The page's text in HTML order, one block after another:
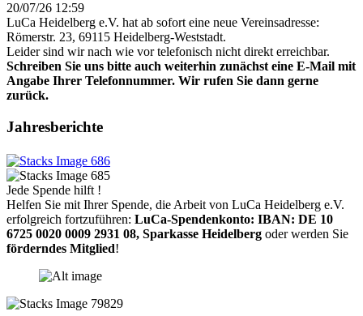
20/07/26 12:59
LuCa Heidelberg e.V. hat ab sofort eine neue Vereinsadresse:
Römerstr. 23, 69115 Heidelberg-Weststadt.
Leider sind wir nach wie vor telefonisch nicht direkt erreichbar.
Schreiben Sie uns bitte auch weiterhin zunächst eine E-Mail mit
Angabe Ihrer Telefonnummer. Wir rufen Sie dann gerne
zurück.
Jahresberichte
Jede Spende hilft !
Helfen Sie mit Ihrer Spende, die Arbeit von LuCa Heidelberg e.V.
erfolgreich fortzuführen: LuCa-Spendenkonto: IBAN: DE 10
6725 0020 0009 2931 08, Sparkasse Heidelberg oder werden Sie
förderndes Mitglied!